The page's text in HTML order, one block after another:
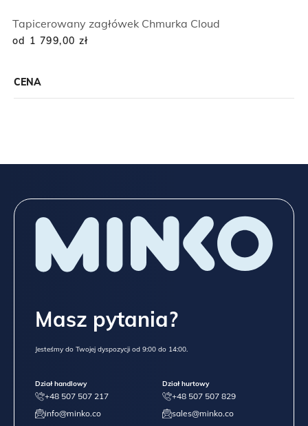
CENA
Tapicerowany zagłówek Chmurka Cloud
od 1 799,00 zł
Masz pytania?
Jesteśmy do Twojej dyspozycji od 9:00 do 14:00.
Dział handlowy
+48 507 507 217
info@minko.co
Dział hurtowy
+48 507 507 829
sales@minko.co